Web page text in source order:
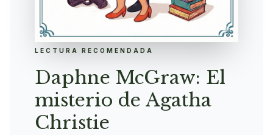
LECTURA RECOMENDADA
Daphne McGraw: El
misterio de Agatha
Christie